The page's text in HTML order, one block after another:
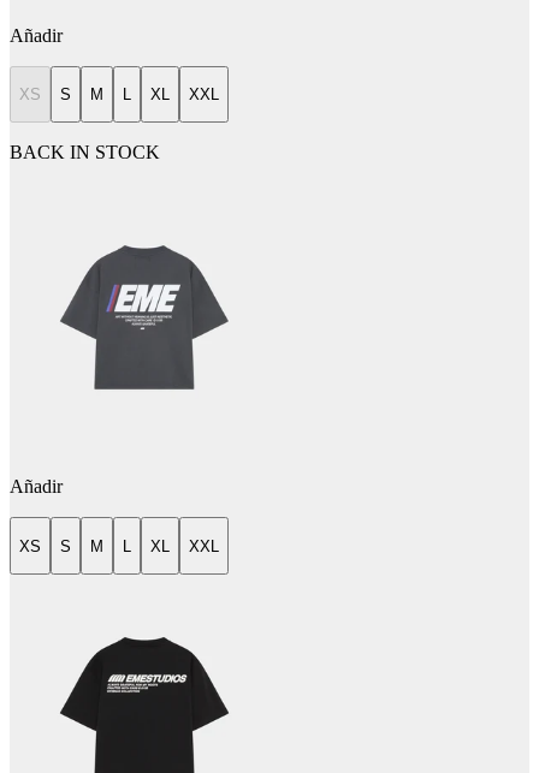
Añadir
XS S M XL XXL
BACK IN STOCK
Añadir
XS S M L XL XXL